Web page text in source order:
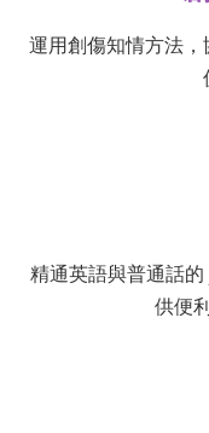
運用創傷知情方法
精通英語與普通話
供便